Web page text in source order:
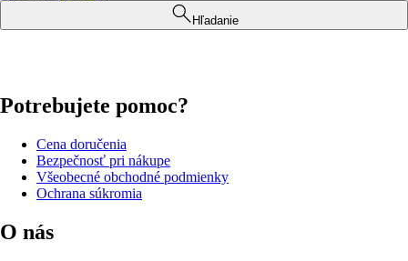
Hľadanie
Potrebujete pomoc?
Cena doručenia
Bezpečnosť pri nákupe
Všeobecné obchodné podmienky
Ochrana súkromia
O nás